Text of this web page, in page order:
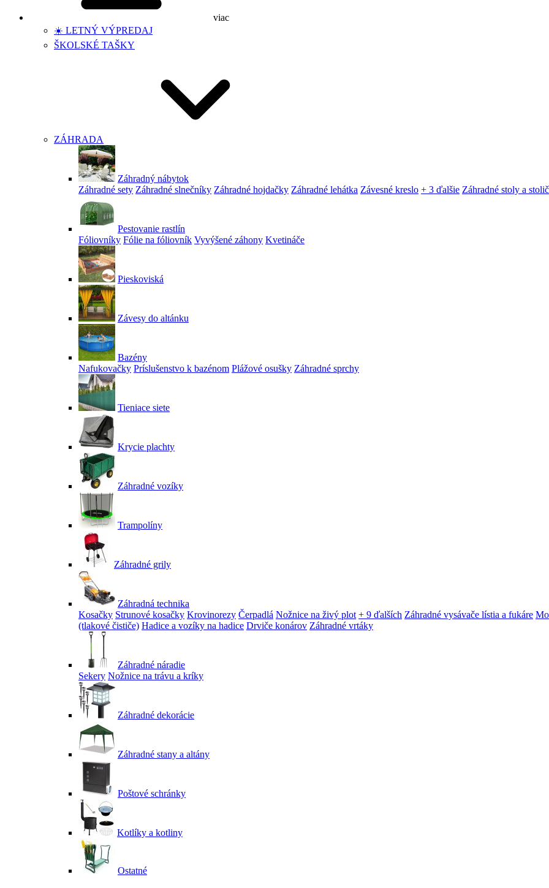
viac
☀️ LETNÝ VÝPREDAJ
ŠKOLSKÉ TAŠKY
ZÁHRADA
Záhradný nábytok
Záhradné sety Záhradné slnečníky Záhradné hojdačky Záhradné lehátka Závesné kreslo + 3 ďalšie Záhradné stoly a
Pestovanie rastlín
Fóliovníky Fólie na fóliovník Vyvýšené záhony Kvetináče
Pieskoviská
Závesy do altánku
Bazény
Nafukovačky Príslušenstvo k bazénom Plážové osušky Záhradné sprchy
Tieniace siete
Krycie plachty
Záhradné vozíky
Trampolíny
Záhradné grily
Záhradná technika
Kosačky Strunové kosačky Krovinorezy Čerpadlá Nožnice na živý plot + 9 ďalších Záhradné vysávače lístia a fukáre
(tlakové čističe) Hadice a vozíky na hadice Drviče konárov Záhradné vrtáky
Záhradné náradie
Sekery Nožnice na trávu a kríky
Záhradné dekorácie
Záhradné stany a altány
Poštové schránky
Kotlíky a kotliny
Ostatné